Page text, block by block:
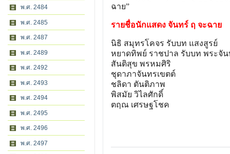
พ.ศ. 2484
พ.ศ. 2485
พ.ศ. 2487
พ.ศ. 2489
พ.ศ. 2492
พ.ศ. 2493
พ.ศ. 2494
พ.ศ. 2495
พ.ศ. 2496
พ.ศ. 2497
ฉาย”
รายชื่อนักแสดง จันทร์ ฤ จะฉาย
นิธิ สมุทรโคจร รับบท แสงสูรย์
หยาดทิพย์ ราชปาล รับบท พระจั
สันติสุข พรหมศิริ
ชุดาภาจันทรเขตต์
ชลิดา ตันติภาพ
พิสมัย วิไลศักดิ์
ตฤณ เศรษฐโชค